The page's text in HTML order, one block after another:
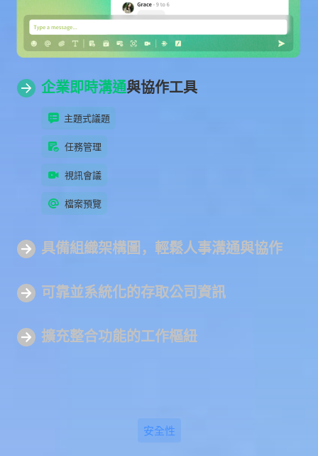
企業即時溝通與協作工具
主題式議題
任務管理
視訊會議
檔案預覽
具備組織架構圖，輕鬆人事溝通與協作
可靠並系統化的存取公司資訊
擴充整合功能的工作樞紐
安全性